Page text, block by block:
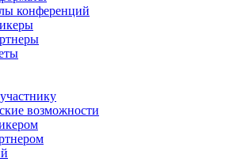
конференций
возможности